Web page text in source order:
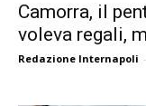
Camorra, il
voleva regali,
Redazione Internapoli -